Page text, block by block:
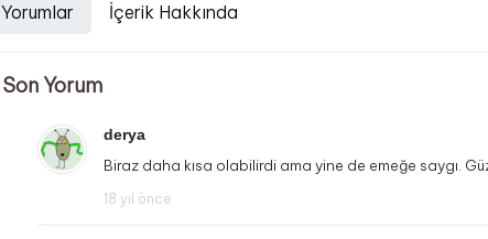
Yorumlar İçerik Hakkında
Son Yorum
derya
Biraz daha kısa olabilirdi ama yine de emeğe saygı.
18 yıl önce